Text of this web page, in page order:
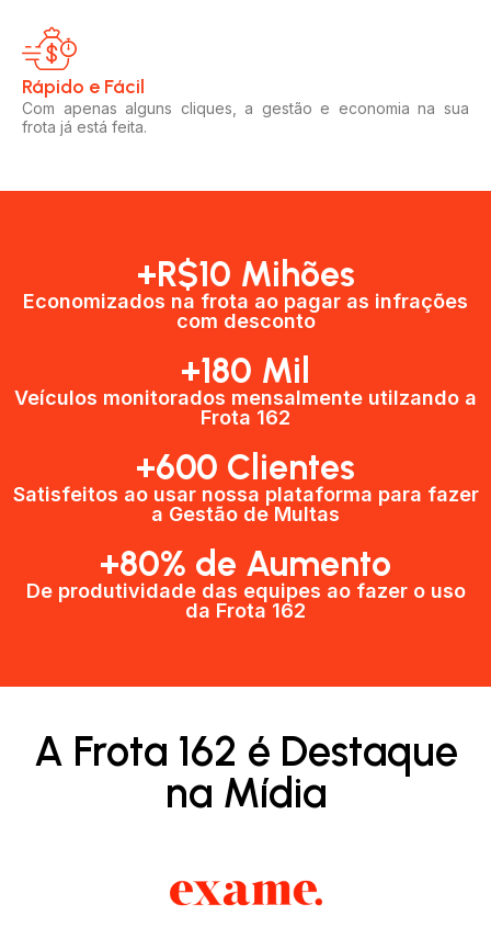
Rápido e Fácil​
Com apenas alguns cliques, a gestão e economia na sua
frota já está feita.
+R$10 Mihões
Economizados na frota ao pagar as infrações
com desconto
+180 Mil
Veículos monitorados mensalmente utilzando a
Frota 162
+600 Clientes​
Satisfeitos ao usar nossa plataforma para fazer
a Gestão de Multas​
+80% de Aumento
De produtividade das equipes ao fazer o uso
da Frota 162​
A Frota 162 é Destaque
na Mídia